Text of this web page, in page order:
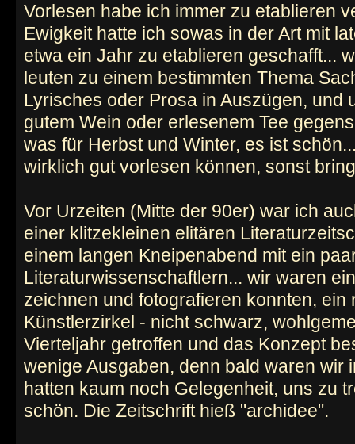
Vorlesen habe ich immer zu etablieren
Ewigkeit hatte ich sowas in der Art mit
etwa ein Jahr zu etablieren geschafft...
leuten zu einem bestimmten Thema
Lyrisches oder Prosa in Auszügen, und
gutem Wein oder erlesenem Tee
was für Herbst und Winter, es ist
wirklich gut vorlesen können, sonst
Vor Urzeiten (Mitte der 90er) war ich
einer klitzekleinen elitären
einem langen Kneipenabend mit ein
Literaturwissenschaftlern... wir waren
zeichnen und fotografieren konnten, ein
Künstlerzirkel - nicht schwarz,
Vierteljahr getroffen und das Konzept
wenige Ausgaben, denn bald waren wir
hatten kaum noch Gelegenheit, uns zu
schön. Die Zeitschrift hieß "archidee".